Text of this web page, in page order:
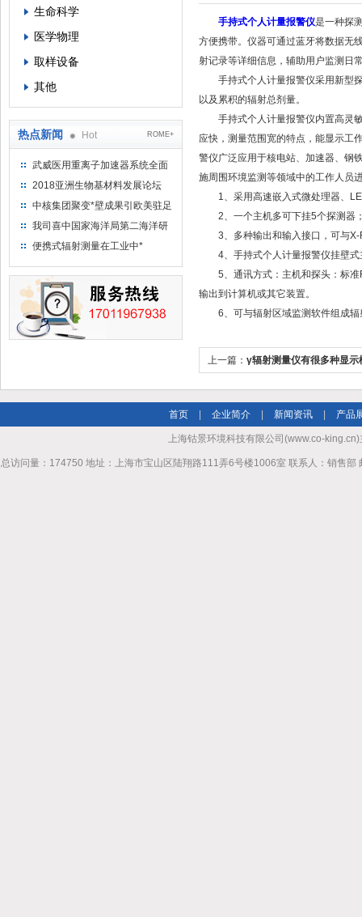
生命科学
医学物理
取样设备
其他
热点新闻 Hot ROME+
武威医用重离子加速器系统全面
完成检测报告 临床试验正式启动
2018亚洲生物基材料发展论坛
中核集团聚变*壁成果引欧美驻足
“人造太阳”指日可待
我司喜中国家海洋局第二海洋研
究所采购低本底液体闪烁计数器
便携式辐射测量在工业中*
手持式个人计量报警仪是一种探
方便携带。仪器可通过蓝牙将数据无
射记录等详细信息，辅助用户监测日
手持式个人计量报警仪采用新型探
以及累积的辐射总剂量。
手持式个人计量报警仪内置高灵敏
应快，测量范围宽的特点，能显示工
警仪广泛应用于核电站、加速器、钢
施周围环境监测等领域中的工作人员
1、采用高速嵌入式微处理器、
2、一个主机多可下挂5个探测器
3、多种输出和输入接口，可与X-
4、手持式个人计量报警仪挂壁式
5、通讯方式：主机和探头：标准
输出到计算机或其它装置。
6、可与辐射区域监测软件组成辐
上一篇： γ辐射测量仪有很多种显示
首页 企业简介 新闻资讯 产品
上海钴景环境科技有限公司(www.co-king.cn)
总访问量：174750 地址：上海市宝山区陆翔路111弄6号楼1006室 联系人：销售